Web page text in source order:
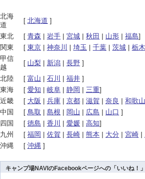
北海
道
[ 北海道 ]
東北
[ 青森 | 岩手 | 宮城 | 秋田 | 山形 | 福島]
関東
[ 東京 | 神奈川 | 埼玉 | 千葉 | 茨城 | 栃木
甲信
越
[ 山梨 | 新潟 | 長野 ]
北陸
[ 富山 | 石川 | 福井 ]
東海
[ 愛知 | 岐阜 | 静岡 | 三重]
近畿
[ 大阪 | 兵庫 | 京都 | 滋賀 | 奈良 | 和歌山
中国
[ 鳥取 | 島根 | 岡山 | 広島 | 山口 ]
四国
[ 徳島 | 香川 | 愛媛 | 高知]
九州
[ 福岡 | 佐賀 | 長崎 | 熊本 | 大分 | 宮崎 |
沖縄
[ 沖縄 ]
キャンプ場NAVIのFacebookページへの「いいね！